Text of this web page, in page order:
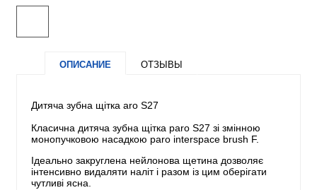
ОПИСАНИЕ ОТЗЫВЫ
Дитяча зубна щітка aro S27
Класична дитяча зубна щітка paro S27 зі змінною
монопучковою насадкою paro interspace brush F.
Ідеально закруглена нейлонова щетина дозволяє
інтенсивно видаляти наліт і разом із цим оберігати
чутливі ясна.